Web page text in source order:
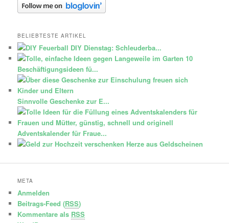
BELIEBTESTE ARTIKEL
DIY Dienstag: Schleuderba...
10
Beschäftigungsideen fü...
Sinnvolle Geschenke zur E...
Adventskalender für Fraue...
Herze aus Geldscheinen
META
Anmelden
Beitrags-Feed (RSS)
Kommentare als RSS